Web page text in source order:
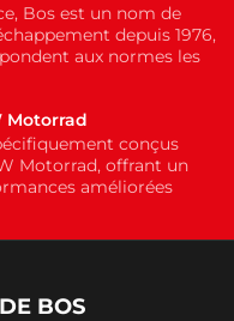
Bos est un nom de
depuis 1976,
aux normes les
Motorrad
conçus
Motorrad, offrant un
améliorées
BOS